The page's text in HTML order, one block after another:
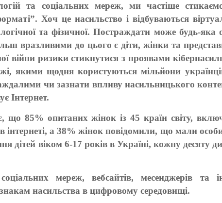
та соціальних мереж, ми частіше
Хоч це насильство і відбуваються
та фізичної. Постраждати може будь-яка
вразливими до цього є діти, жінки та
ризики стикнутися з проявами
якими щодня користуються мільйони
чи зазнати впливу насильницького
Інтернет.
що 85% опитаних жінок із 45 країн світу,
інтернеті, а 38% жінок повідомили, що мали
дітей віком 6-17 років в Україні, кожну десяту
мереж, вебсайтів, месенджерів та
насильства в цифровому середовищі.